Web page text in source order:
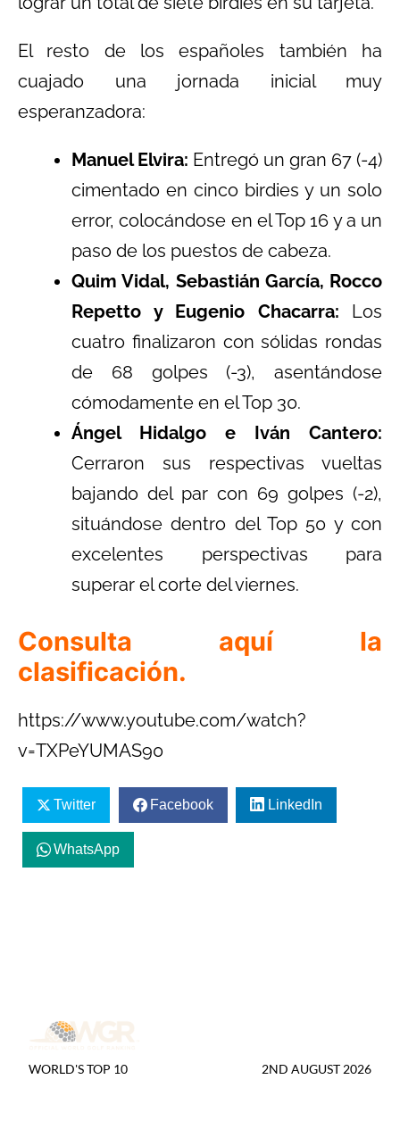
El resto de los españoles también ha
cuajado una jornada inicial muy
esperanzadora:
Manuel Elvira: Entregó un gran 67 (-4)
cimentado en cinco birdies y un solo
error, colocándose en el Top 16 y a un
paso de los puestos de cabeza.
Quim Vidal, Sebastián García, Rocco
Repetto y Eugenio Chacarra: Los
cuatro finalizaron con sólidas rondas
de 68 golpes (-3), asentándose
cómodamente en el Top 30.
Ángel Hidalgo e Iván Cantero:
Cerraron sus respectivas vueltas
bajando del par con 69 golpes (-2),
situándose dentro del Top 50 y con
excelentes perspectivas para
superar el corte del viernes.
Consulta aquí la
clasificación.
https://www.youtube.com/watch?
v=TXPeYUMAS90
Twitter Facebook LinkedIn
WhatsApp